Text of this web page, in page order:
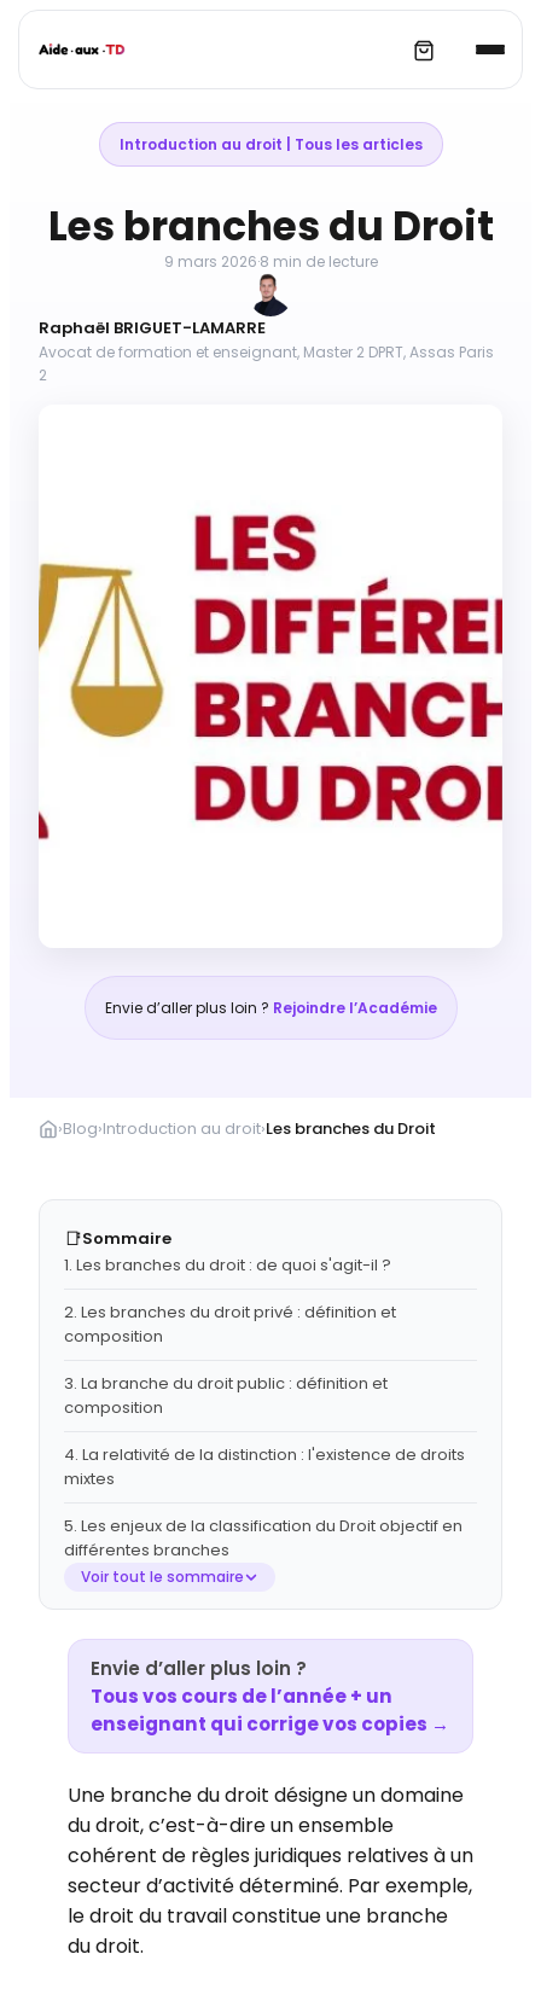
Aller
Introduction au droit Tous les articles
Les branches du Droit
9 mars 2026·8 min de lecture
Raphaël BRIGUET-LAMARRE
Avocat de formation et enseignant, Master 2 DPRT, Assas Paris
2
Envie d’aller plus loin ? Rejoindre l’Académie
›Blog›Introduction au droit›Les branches du Droit
📑Sommaire
1. Les branches du droit : de quoi s'agit-il ?
2. Les branches du droit privé : définition et
composition
3. La branche du droit public : définition et
composition
4. La relativité de la distinction : l'existence de droits
mixtes
5. Les enjeux de la classification du Droit objectif en
différentes branches
Voir tout le sommaire
Envie d’aller plus loin ?
Tous vos cours de l’année + un
enseignant qui corrige vos copies →
Une branche du droit désigne un domaine
du droit, c’est-à-dire un ensemble
cohérent de règles juridiques relatives à un
secteur d’activité déterminé. Par exemple,
le droit du travail constitue une branche
du droit.